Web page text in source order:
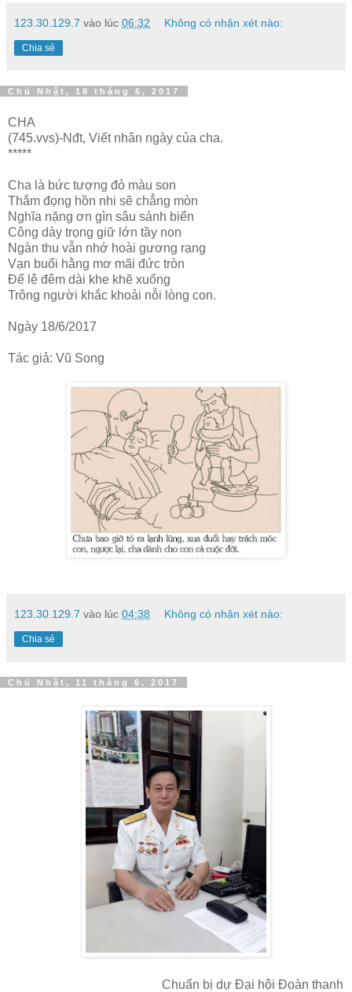
123.30.129.7 vào lúc 06:32 Không có nhận xét nào:
Chia sẻ
Chủ Nhật, 18 tháng 6, 2017
CHA
(745.vvs)-Nđt, Viết nhân ngày của cha.
*****
Cha là bức tượng đỏ màu son
Thắm đọng hồn nhi sẽ chẳng mòn
Nghĩa nặng ơn gìn sâu sánh biển
Công dày trọng giữ lớn tầy non
Ngàn thu vẫn nhớ hoài gương rạng
Vạn buổi hằng mơ mãi đức tròn
Để lệ đêm dài khe khẽ xuống
Trông người khắc khoải nỗi lòng con.
Ngày 18/6/2017
Tác giả: Vũ Song
123.30.129.7 vào lúc 04:38 Không có nhận xét nào:
Chia sẻ
Chủ Nhật, 11 tháng 6, 2017
Chuẩn bị dự Đại hội Đoàn thanh